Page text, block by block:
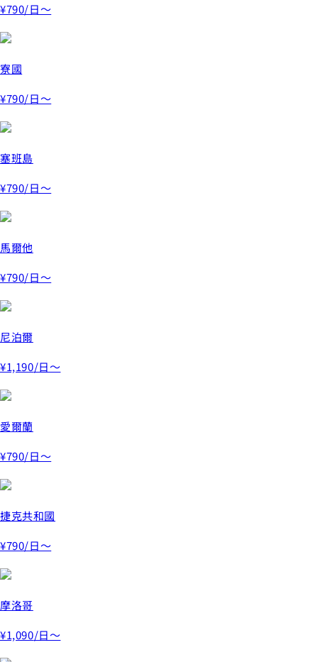
¥790/日～
寮國
¥790/日～
塞班島
¥790/日～
馬爾他
¥790/日～
尼泊爾
¥1,190/日～
愛爾蘭
¥790/日～
捷克共和國
¥790/日～
摩洛哥
¥1,090/日～